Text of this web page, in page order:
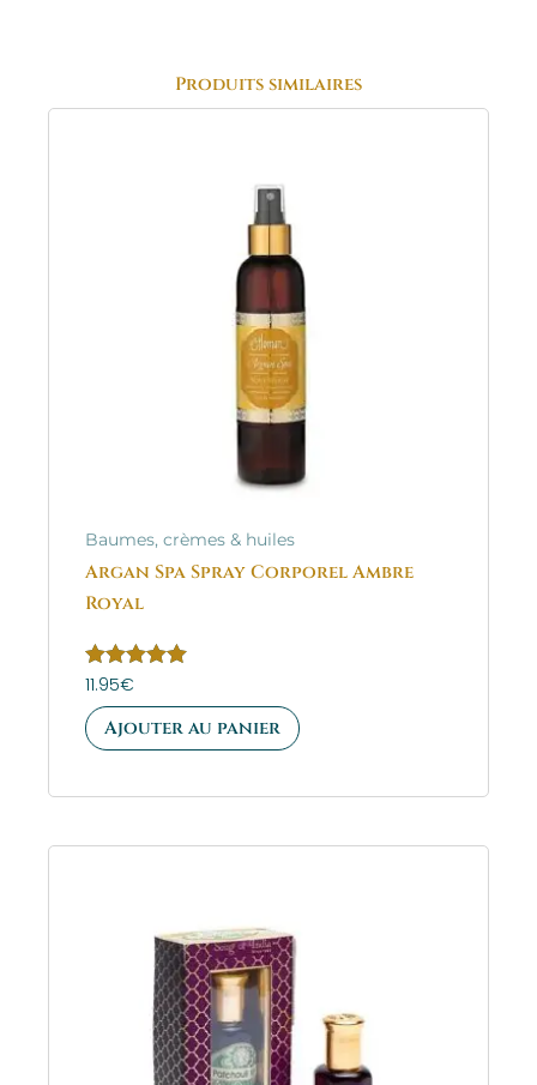
Produits similaires
Baumes, crèmes & huiles
Argan Spa Spray Corporel Ambre
Royal
Note
5.00
sur 5
11.95€
Ajouter au panier